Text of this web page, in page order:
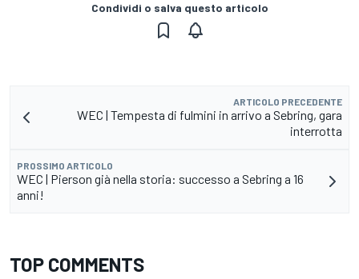
Condividi o salva questo articolo
ARTICOLO PRECEDENTE
WEC | Tempesta di fulmini in arrivo a Sebring, gara
interrotta
PROSSIMO ARTICOLO
WEC | Pierson già nella storia: successo a Sebring a 16
anni!
TOP COMMENTS